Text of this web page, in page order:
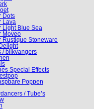
Dots
Lava
Light Blue Sea
Moveo
Rustique Stoneware
/ blikvangers
Special Effects
Poppen
/ Tube’s